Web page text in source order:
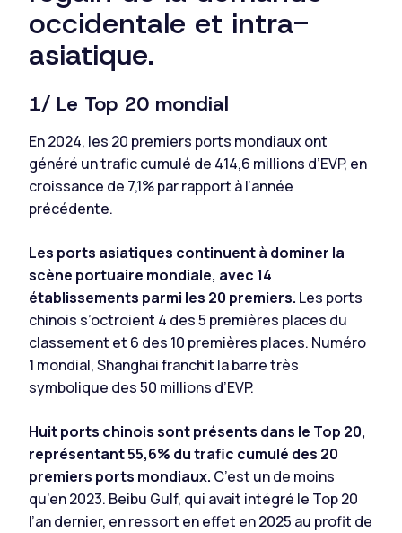
occidentale et intra-
asiatique.
1/ Le Top 20 mondial
En 2024, les 20 premiers ports mondiaux ont
généré un trafic cumulé de 414,6 millions d’EVP, en
croissance de 7,1% par rapport à l’année
précédente.
Les ports asiatiques continuent à dominer la
scène portuaire mondiale, avec 14
établissements parmi les 20 premiers. Les ports
chinois s’octroient 4 des 5 premières places du
classement et 6 des 10 premières places. Numéro
1 mondial, Shanghai franchit la barre très
symbolique des 50 millions d’EVP.
Huit ports chinois sont présents dans le Top 20,
représentant 55,6% du trafic cumulé des 20
premiers ports mondiaux. C’est un de moins
qu’en 2023. Beibu Gulf, qui avait intégré le Top 20
l’an dernier, en ressort en effet en 2025 au profit de